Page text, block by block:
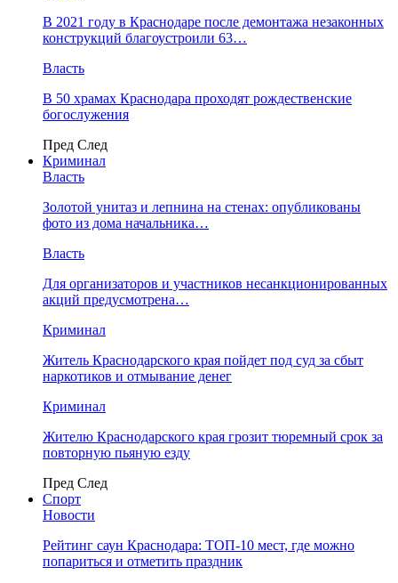
В 2021 году в Краснодаре после демонтажа незаконных
конструкций благоустроили 63…
Власть
В 50 храмах Краснодара проходят рождественские
богослужения
Пред След
Криминал
Власть
​Золотой унитаз и лепнина на стенах: опубликованы
фото из дома начальника…
Власть
Для организаторов и участников несанкционированных
акций предусмотрена…
Криминал
Житель Краснодарского края пойдет под суд за сбыт
наркотиков и отмывание денег
Криминал
Жителю Краснодарского края грозит тюремный срок за
повторную пьяную езду
Пред След
Спорт
Новости
Рейтинг саун Краснодара: ТОП-10 мест, где можно
попариться и отметить праздник